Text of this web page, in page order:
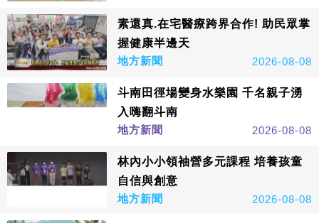
素還真.在宅醫療跨界合作! 助民眾掌
握健康半邊天
地方新聞
2026-08-08
斗南田徑場變身水樂園 千名親子湧
入嗨翻斗南
地方新聞
2026-08-08
林內小小領袖營多元課程 培養孩童
自信與創意
地方新聞
2026-08-08